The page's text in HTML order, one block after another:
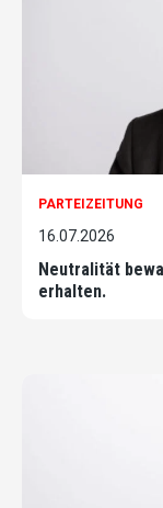
PARTEIZEITUNG
16.07.2026
Neutralität
erhalten.